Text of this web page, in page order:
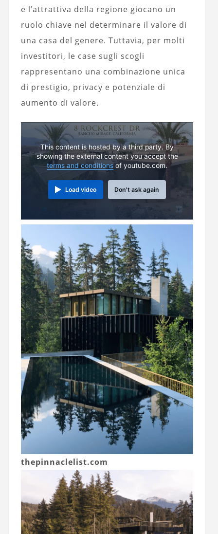
e l’attrattiva della regione giocano un
ruolo chiave nel determinare il valore di
una casa del genere. Tuttavia, per molti
investitori, le case sugli scogli
rappresentano una combinazione unica
di prestigio, privacy e potenziale di
aumento di valore.
This content is hosted by a third party. By
showing the external content you accept the
terms and conditionsof youtube.com.
Load video Don't ask again
thepinnaclelist.com